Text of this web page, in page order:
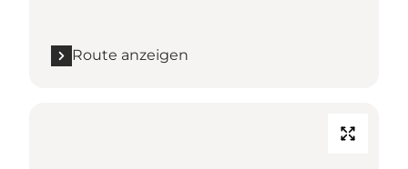
Route anzeigen